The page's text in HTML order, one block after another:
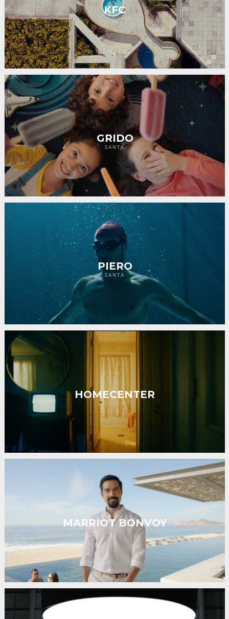
KFC
SANTA
GRIDO
SANTA
PIERO
SANTA
HOMECENTER
SANTA
MARRIOT BONVOY
SANTA